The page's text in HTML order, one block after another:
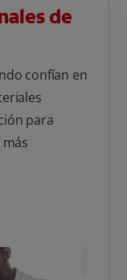
de
confían en
para